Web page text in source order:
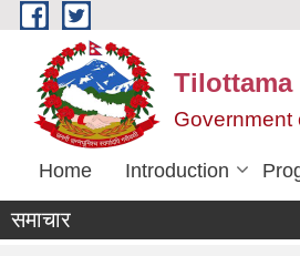
Skip to main content
Government
Home Introduction
समाचार